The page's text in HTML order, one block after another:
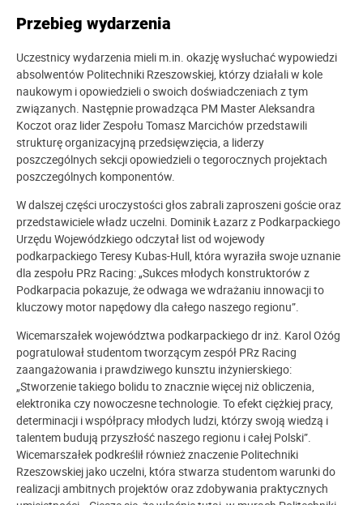
Przebieg wydarzenia
Uczestnicy wydarzenia mieli m.in. okazję wysłuchać wypowiedzi
absolwentów Politechniki Rzeszowskiej, którzy działali w kole
naukowym i opowiedzieli o swoich doświadczeniach z tym
związanych. Następnie prowadząca PM Master Aleksandra
Koczot oraz lider Zespołu Tomasz Marcichów przedstawili
strukturę organizacyjną przedsięwzięcia, a liderzy
poszczególnych sekcji opowiedzieli o tegorocznych projektach
poszczególnych komponentów.
W dalszej części uroczystości głos zabrali zaproszeni goście oraz
przedstawiciele władz uczelni. Dominik Łazarz z Podkarpackiego
Urzędu Wojewódzkiego odczytał list od wojewody
podkarpackiego Teresy Kubas-Hull, która wyraziła swoje uznanie
dla zespołu PRz Racing: „Sukces młodych konstruktorów z
Podkarpacia pokazuje, że odwaga we wdrażaniu innowacji to
kluczowy motor napędowy dla całego naszego regionu”.
Wicemarszałek województwa podkarpackiego dr inż. Karol Ożóg
pogratulował studentom tworzącym zespół PRz Racing
zaangażowania i prawdziwego kunsztu inżynierskiego:
„Stworzenie takiego bolidu to znacznie więcej niż obliczenia,
elektronika czy nowoczesne technologie. To efekt ciężkiej pracy,
determinacji i współpracy młodych ludzi, którzy swoją wiedzą i
talentem budują przyszłość naszego regionu i całej Polski”.
Wicemarszałek podkreślił również znaczenie Politechniki
Rzeszowskiej jako uczelni, która stwarza studentom warunki do
realizacji ambitnych projektów oraz zdobywania praktycznych